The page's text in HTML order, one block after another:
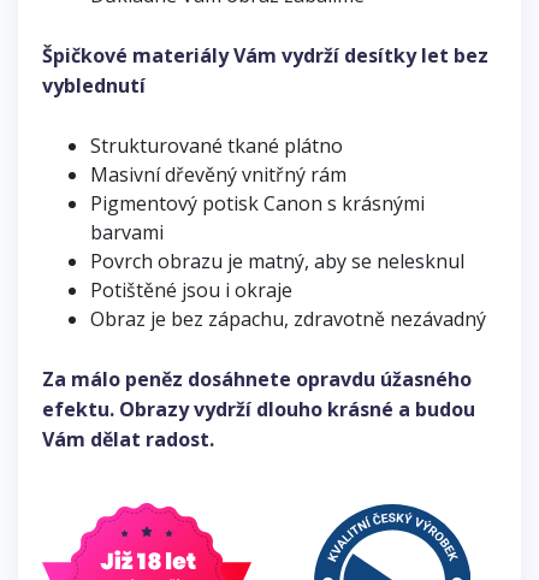
Špičkové materiály Vám vydrží desítky let bez
vyblednutí
Strukturované tkané plátno
Masivní dřevěný vnitřný rám
Pigmentový potisk Canon s krásnými
barvami
Povrch obrazu je matný, aby se nelesknul
Potištěné jsou i okraje
Obraz je bez zápachu, zdravotně nezávadný
Za málo peněz dosáhnete opravdu úžasného
efektu. Obrazy vydrží dlouho krásné a budou
Vám dělat radost.